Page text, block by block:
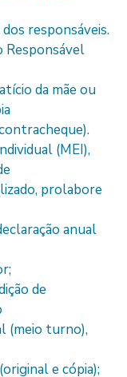
responsáveis.
Responsável
da mãe ou
(MEI),
prolabore
anual
de
(meio turno),
e cópia);